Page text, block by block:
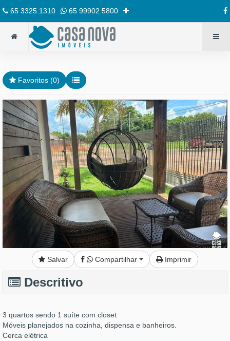
65 3325.1310 65 99902.5800
Favoritos (0)
Salvar Compartilhar Imprimir
Descritivo
3 quartos sendo 1 suíte com closet
Móveis planejados na cozinha, dispensa e banheiros.
Cerca elétrica